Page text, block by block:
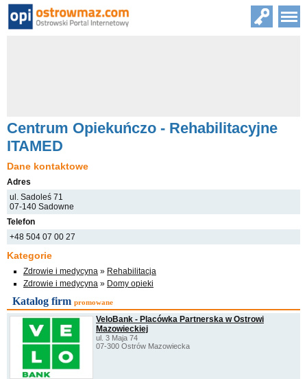
Centrum Opiekuńczo - Rehabilitacyjne
ITAMED
Dane kontaktowe
Adres
ul. Sadoleś 71
07-140 Sadowne
Telefon
+48 504 07 00 27
Kategorie
Zdrowie i medycyna » Rehabilitacja
Zdrowie i medycyna » Domy opieki
Katalog firm promowane
VeloBank - Placówka Partnerska w Ostrowi
Mazowieckiej
ul. 3 Maja 74
07-300 Ostrów Mazowiecka